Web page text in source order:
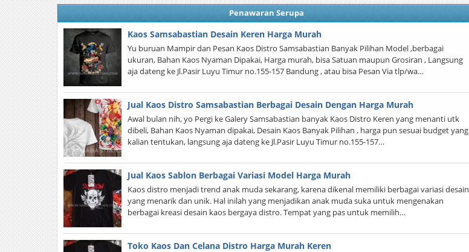
Penawaran Serupa
Kaos Samsabastian Desain Keren Harga Murah
Yu buruan Mampir dan Pesan Kaos Distro Samsabastian Banyak Pilihan Model ,berbagai
ukuran, Bahan Kaos Nyaman Dipakai, Harga murah, bisa Satuan maupun Grosiran , Langsung
aja dateng ke Jl.Pasir Luyu Timur no.155-157 Bandung , atau bisa Pesan Via tlp/wa…
Jual Kaos Distro Samsabastian Berbagai Desain Dengan Harga Murah
Awal bulan nih, yo Pergi ke Galery Samsabastian banyak Kaos Distro Keren yang menanti utk
dibeli, Bahan Kaos Nyaman dipakai, Desain Kaos Banyak Pilihan , harga pun sesuai budget yang
kalian tentukan, langsung aja dateng ke Jl.Pasir Luyu Timur no.155-157…
Jual Kaos Sablon Berbagai Variasi Model Harga Murah
Kaos distro menjadi trend anak muda sekarang, karena dikenal memiliki berbagai variasi desain
yang menarik dan unik. Hal inilah yang menjadikan anak muda suka untuk mengenakan
berbagai kreasi desain kaos bergaya distro. Tempat yang pas untuk memilih…
Toko Kaos Dan Celana Distro Harga Murah Keren